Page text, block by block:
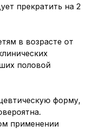
прекратить на 2
в возрасте от
половой
форму,
применении